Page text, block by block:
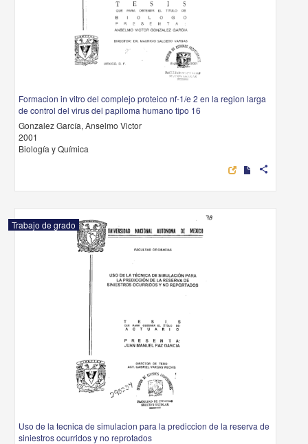
Formacion in vitro del complejo proteico nf-1/e 2 en la region larga
de control del virus del papiloma humano tipo 16
Gonzalez García, Anselmo Victor
2001
Biología y Química
share
Trabajo de grado
Uso de la tecnica de simulacion para la prediccion de la reserva de
siniestros ocurridos y no reprotados